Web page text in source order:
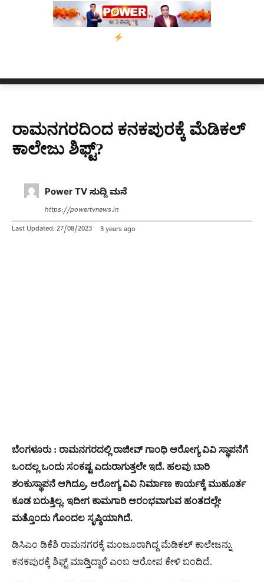
ನ್ಯೂಸ್ ಕಾರ್ಪ್‌ಗೆ ಎಐಯಿಂದ ಸಂಕಷ್ಟ: ಆಸ್ಟ್ರೇಲಿಯಾದಲ್ಲಿ
ರಾಮನಗರದಿಂದ ಕನಕಪುರಕ್ಕೆ ಮೆಡಿಕಲ್
ಕಾಲೇಜು ಶಿಫ್ಟ್?
Power TV ಸುದ್ದಿ ಮನೆ
https://powertvnews.in
Last Updated: 27/08/2023 3 years ago
ಬೆಂಗಳೂರು : ರಾಮನಗರದಲ್ಲಿ ರಾಜೀವ್ ಗಾಂಧಿ ಆರೋಗ್ಯ ವಿವಿ ಸ್ಥಾಪನೆಗೆ
ಒಂದಲ್ಲ ಒಂದು ಸಂಕಷ್ಟ ಎದುರಾಗುತ್ತಲೇ ಇದೆ. ಹಲವು ಬಾರಿ
ಶಂಕುಸ್ಥಾಪನೆ ಆಗಿದ್ರೂ, ಆರೋಗ್ಯ ವಿವಿ ನಿರ್ಮಾಣ ಕಾರ್ಯಕ್ಕೆ ಮುಹೂರ್ತ
ಕೂಡ ಬರುತ್ತಿಲ್ಲ. ಇದೀಗ ಕಾಮಗಾರಿ ಆರಂಭವಾಗುವ ಹಂತದಲ್ಲೇ
ಮತ್ತೊಂದು ಗೊಂದಲ ಸೃಷ್ಠಿಯಾಗಿದೆ.
ಡಿಸಿಎಂ ಡಿಕೆಶಿ ರಾಮನಗರಕ್ಕೆ ಮಂಜೂರಾಗಿದ್ದ ಮೆಡಿಕಲ್ ಕಾಲೇಜನ್ನು
ಕನಕಪುರಕ್ಕೆ ಶಿಫ್ಟ್ ಮಾಡ್ತಿದ್ದಾರೆ ಎಂಬ ಆರೋಪ ಕೇಳಿ ಬಂದಿದೆ.